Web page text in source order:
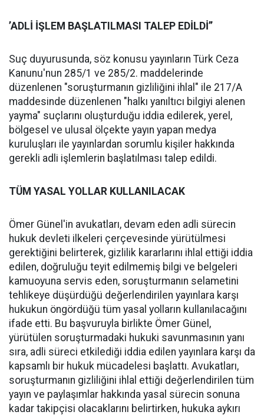
’ADLİ İŞLEM BAŞLATILMASI TALEP EDİLDİ’’
Suç duyurusunda, söz konusu yayınların Türk Ceza
Kanunu'nun 285/1 ve 285/2. maddelerinde
düzenlenen "soruşturmanın gizliliğini ihlal" ile 217/A
maddesinde düzenlenen "halkı yanıltıcı bilgiyi alenen
yayma" suçlarını oluşturduğu iddia edilerek, yerel,
bölgesel ve ulusal ölçekte yayın yapan medya
kuruluşları ile yayınlardan sorumlu kişiler hakkında
gerekli adli işlemlerin başlatılması talep edildi.
TÜM YASAL YOLLAR KULLANILACAK
Ömer Günel'in avukatları, devam eden adli sürecin
hukuk devleti ilkeleri çerçevesinde yürütülmesi
gerektiğini belirterek, gizlilik kararlarını ihlal ettiği iddia
edilen, doğruluğu teyit edilmemiş bilgi ve belgeleri
kamuoyuna servis eden, soruşturmanın selametini
tehlikeye düşürdüğü değerlendirilen yayınlara karşı
hukukun öngördüğü tüm yasal yolların kullanılacağını
ifade etti. Bu başvuruyla birlikte Ömer Günel,
yürütülen soruşturmadaki hukuki savunmasının yanı
sıra, adli süreci etkilediği iddia edilen yayınlara karşı da
kapsamlı bir hukuk mücadelesi başlattı. Avukatları,
soruşturmanın gizliliğini ihlal ettiği değerlendirilen tüm
yayın ve paylaşımlar hakkında yasal sürecin sonuna
kadar takipçisi olacaklarını belirtirken, hukuka aykırı